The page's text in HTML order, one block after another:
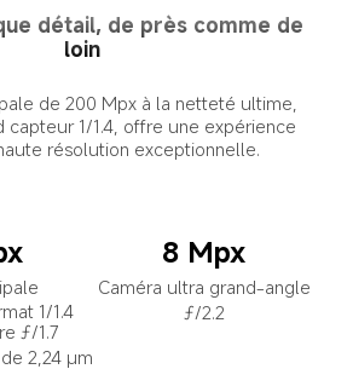
détail, de près comme de
loin
de 200 Mpx à la netteté ultime,
capteur 1/1.4, offre une expérience
résolution exceptionnelle.
1/1.4
ƒ/1.7
2,24 μm
8 Mpx
Caméra ultra grand-angle
ƒ/2.2